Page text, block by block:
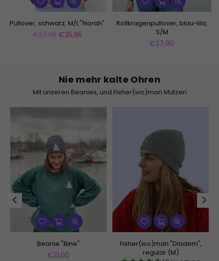
Pullover, schwarz, M/L "Norah"
Normaler
€37,95 €35,95
Rollkragenpullover, blau-lila,
S/M
Normaler
€37,90
Nie mehr kalte Ohren
Mit unseren Beanies, und Fisher(wo)man Mützen
Beanie "Bine"
Normaler
€21,00
Fisher(wo)man "Diadem",
regular (M)